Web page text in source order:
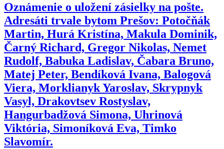
Oznámenie o uložení zásielky na pošte.
Adresáti trvale bytom Prešov: Potočňák
Martin, Hurá Kristína, Makula Dominik,
Čarný Richard, Gregor Nikolas, Nemet
Rudolf, Babuka Ladislav, Čabara Bruno,
Matej Peter, Bendíková Ivana, Balogová
Viera, Morklianyk Yaroslav, Skrypnyk
Vasyl, Drakovtsev Rostyslav,
Hangurbadžová Simona, Uhrinová
Viktória, Simoníková Eva, Timko
Slavomír.